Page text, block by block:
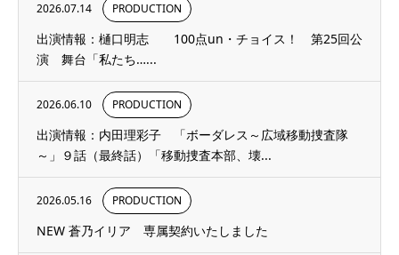
2026.07.14 PRODUCTION
出演情報：樋口明志 100点un・チョイス！ 第25回公
演 舞台「私たち…...
2026.06.10 PRODUCTION
出演情報：内田理彩子 「ボーダレス～広域移動捜査隊
～」９話（最終話）「移動捜査本部、壊...
2026.05.16 PRODUCTION
NEW 蒼乃イリア 専属契約いたしました